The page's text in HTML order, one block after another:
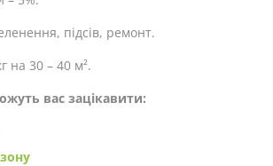
підсів, ремонт.
на 30 – 40 м².
вас зацікавити: